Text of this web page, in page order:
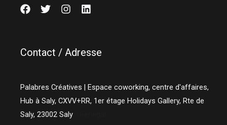
Contact / Adresse
Palabres Créatives | Espace coworking, centre d'affaires,
Hub à Saly, CXVV+RR, 1er étage Holidays Gallery, Rte de
Saly,23002 Saly